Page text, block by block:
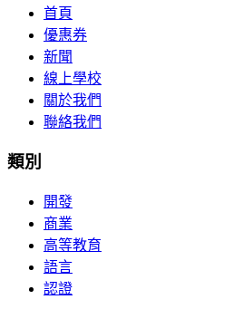
首頁
優惠券
新聞
線上學校
關於我們
聯絡我們
類別
開發
商業
高等教育
語言
認證